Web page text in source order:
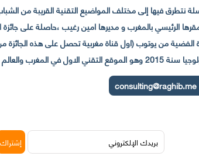
فيها إلى مختلف المواضيع التقنية القريبة من
والعالم العربي
consulting@raghib.me